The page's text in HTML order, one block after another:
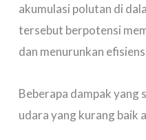
akumulasi polutan di
tersebut berpotensi
dan menurunkan
Beberapa dampak yang
udara yang kurang baik